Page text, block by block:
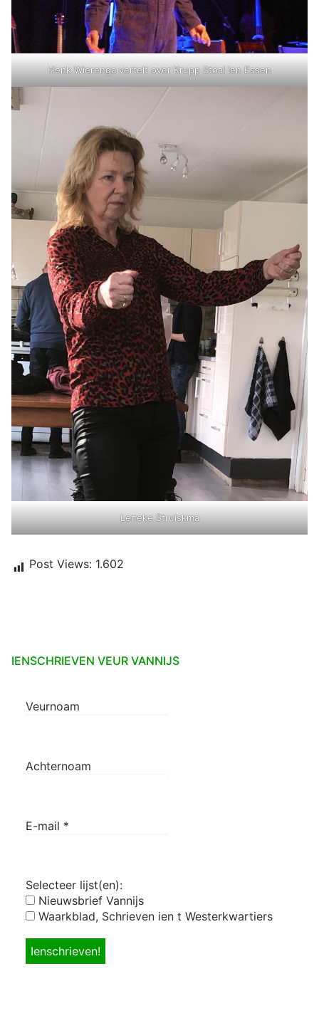
Henk Wierenga vertelt over Krupp Stoal ien Essen
Leneke Struiskma
Post Views: 1.602
IENSCHRIEVEN VEUR VANNIJS
Veurnoam
Achternoam
E-mail *
Selecteer lijst(en):
Nieuwsbrief Vannijs
Waarkblad, Schrieven ien t Westerkwartiers